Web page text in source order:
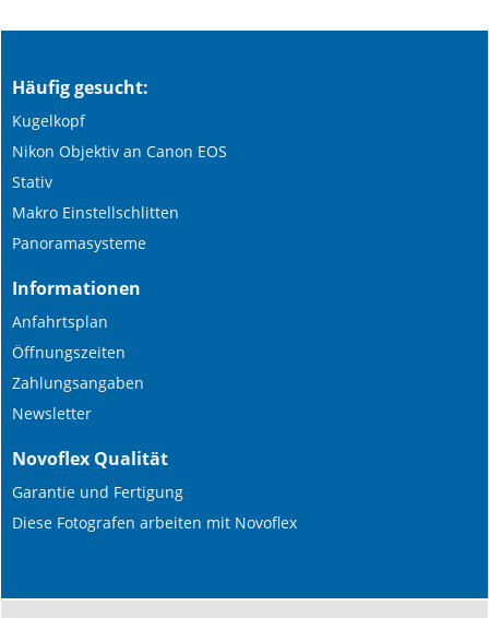
Häufig gesucht:
Kugelkopf
Nikon Objektiv an Canon EOS
Stativ
Makro Einstellschlitten
Panoramasysteme
Informationen
Anfahrtsplan
Öffnungszeiten
Zahlungsangaben
Newsletter
Novoflex Qualität
Garantie und Fertigung
Diese Fotografen arbeiten mit Novoflex